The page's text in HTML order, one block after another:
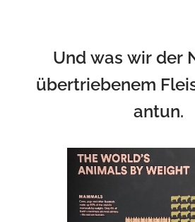
Und was wir der
übertriebenem
antun.